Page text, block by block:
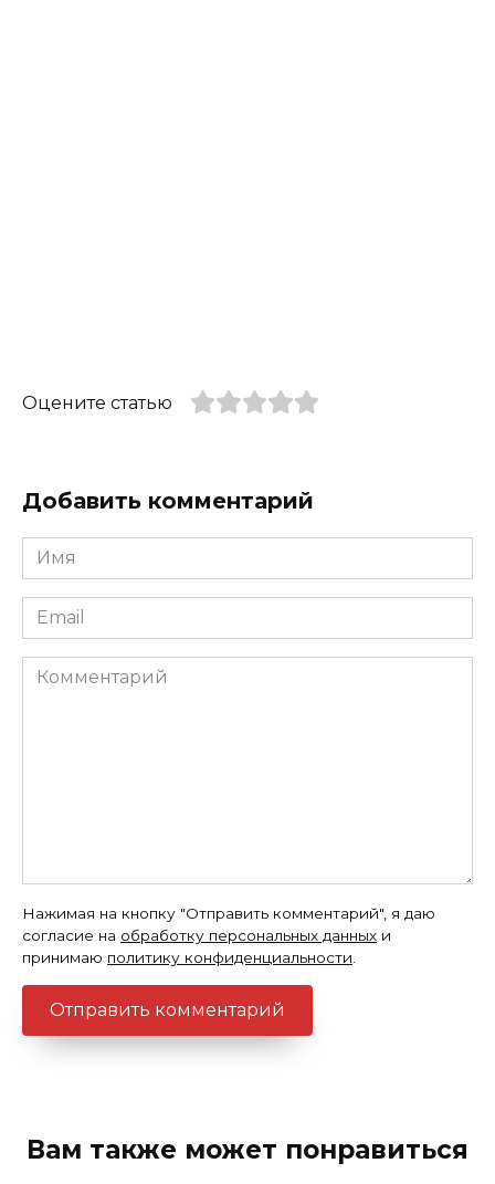
Оцените статью
Добавить комментарий
Имя
*
Email
*
Комментарий
Нажимая на кнопку "Отправить комментарий", я даю
согласие на обработку персональных данных и
принимаю политику конфиденциальности.
Вам также может понравиться